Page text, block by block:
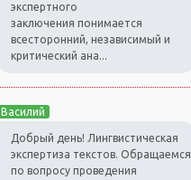
экспертного
заключения понимается
всесторонний, независимый и
критический ана...
Василий
Добрый день! Лингвистическая
экспертиза текстов. Обращаемся
по вопросу проведения